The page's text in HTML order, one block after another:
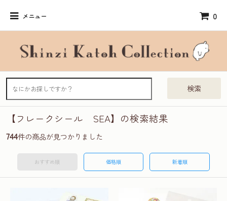
メニュー 0
検索
【フレークシール SEA】の検索結果
744件の商品が見つかりました
おすすめ順 価格順 新着順